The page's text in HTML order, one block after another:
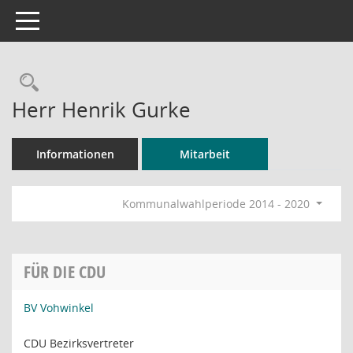
Toggle navigation
Rechercheauswahl
Herr Henrik Gurke
Informationen Mitarbeit
Kommunalwahlperiode 2014 - 2020
FÜR DIE CDU
BV Vohwinkel
CDU Bezirksvertreter